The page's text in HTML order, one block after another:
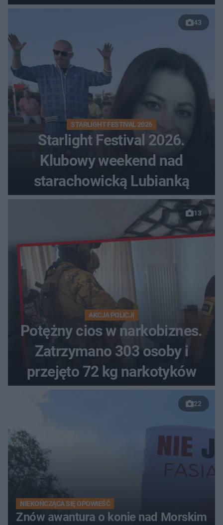
43
STARLIGHT FESTIVAL 2026
Starlight Festival 2026.
Klubowy weekend nad
starachowicką Lubianką
13
AKCJA POLICJI
Potężny cios w narkobiznes.
Zatrzymano 303 osoby i
przejęto 72 kg narkotyków
22
NIEKOŃCZĄCA SIĘ OPOWIEŚĆ
Znów awantura o konie nad Morskim